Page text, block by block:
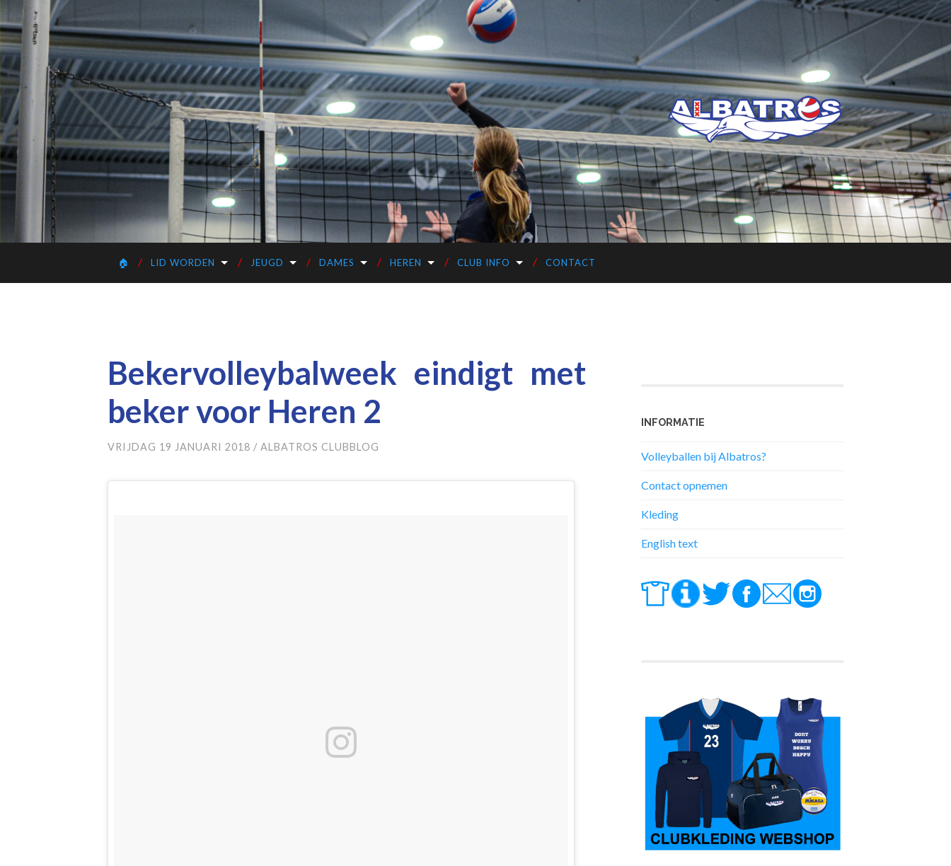
🏠 LID WORDEN JEUGD DAMES HEREN CLUB INFO CONTACT
Bekervolleybalweek eindigt met
beker voor Heren 2
VRIJDAG 19 JANUARI 2018 / ALBATROS CLUBBLOG
INFORMATIE
Volleyballen bij Albatros?
Contact opnemen
Kleding
English text